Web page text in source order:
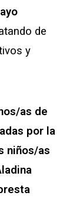
de
y
as de
por la
niños/as